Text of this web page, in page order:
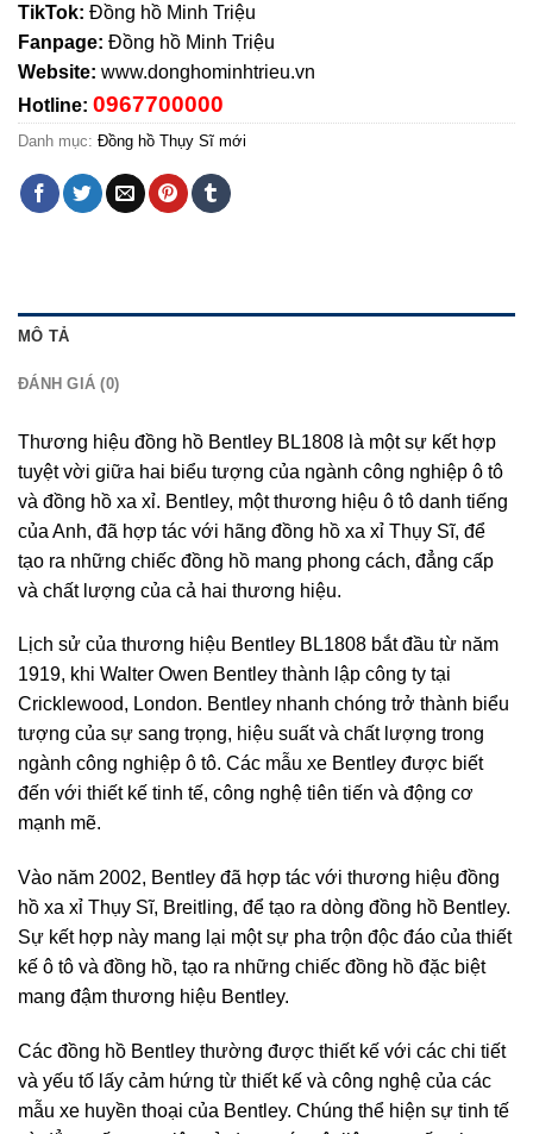
TikTok: Đồng hồ Minh Triệu
Fanpage: Đồng hồ Minh Triệu
Website: www.donghominhtrieu.vn
Hotline: 0967700000
Danh mục: Đồng hồ Thụy Sĩ mới
MÔ TẢ
ĐÁNH GIÁ (0)
Thương hiệu đồng hồ Bentley BL1808 là một sự kết hợp
tuyệt vời giữa hai biểu tượng của ngành công nghiệp ô tô
và đồng hồ xa xỉ. Bentley, một thương hiệu ô tô danh tiếng
của Anh, đã hợp tác với hãng đồng hồ xa xỉ Thụy Sĩ, để
tạo ra những chiếc đồng hồ mang phong cách, đẳng cấp
và chất lượng của cả hai thương hiệu.
Lịch sử của thương hiệu Bentley BL1808 bắt đầu từ năm
1919, khi Walter Owen Bentley thành lập công ty tại
Cricklewood, London. Bentley nhanh chóng trở thành biểu
tượng của sự sang trọng, hiệu suất và chất lượng trong
ngành công nghiệp ô tô. Các mẫu xe Bentley được biết
đến với thiết kế tinh tế, công nghệ tiên tiến và động cơ
mạnh mẽ.
Vào năm 2002, Bentley đã hợp tác với thương hiệu đồng
hồ xa xỉ Thụy Sĩ, Breitling, để tạo ra dòng đồng hồ Bentley.
Sự kết hợp này mang lại một sự pha trộn độc đáo của thiết
kế ô tô và đồng hồ, tạo ra những chiếc đồng hồ đặc biệt
mang đậm thương hiệu Bentley.
Các đồng hồ Bentley thường được thiết kế với các chi tiết
và yếu tố lấy cảm hứng từ thiết kế và công nghệ của các
mẫu xe huyền thoại của Bentley. Chúng thể hiện sự tinh tế